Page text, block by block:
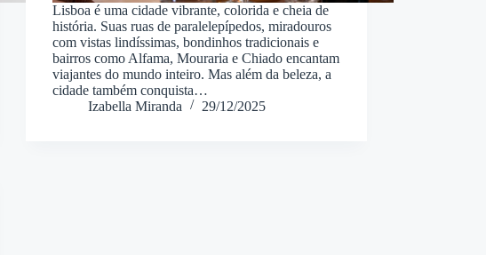
Lisboa é uma cidade vibrante, colorida e cheia de
história. Suas ruas de paralelepípedos, miradouros
com vistas lindíssimas, bondinhos tradicionais e
bairros como Alfama, Mouraria e Chiado encantam
viajantes do mundo inteiro. Mas além da beleza, a
cidade também conquista…
Izabella Miranda
29/12/2025